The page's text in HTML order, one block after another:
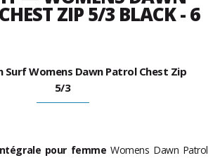
ZIP 5/3 BLACK - 6
Surf Womens Dawn Patrol Chest Zip
5/3
pour femmeWomens Dawn Patrol